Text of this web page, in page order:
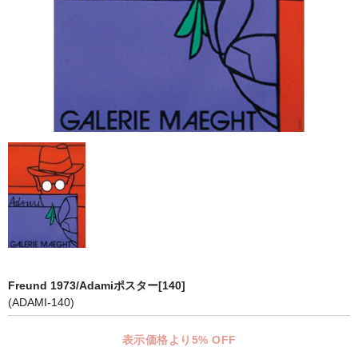
マット付額縁フレーム-おしゃれな空間に-
マット・インナー
吊りフック
吊り金具＆ヒモセット
簡単スタンド
額装テープ
LP・CDフレーム
Freund 1973/Adamiポスター[140]
(ADAMI-140)
表示価格より5% OFF